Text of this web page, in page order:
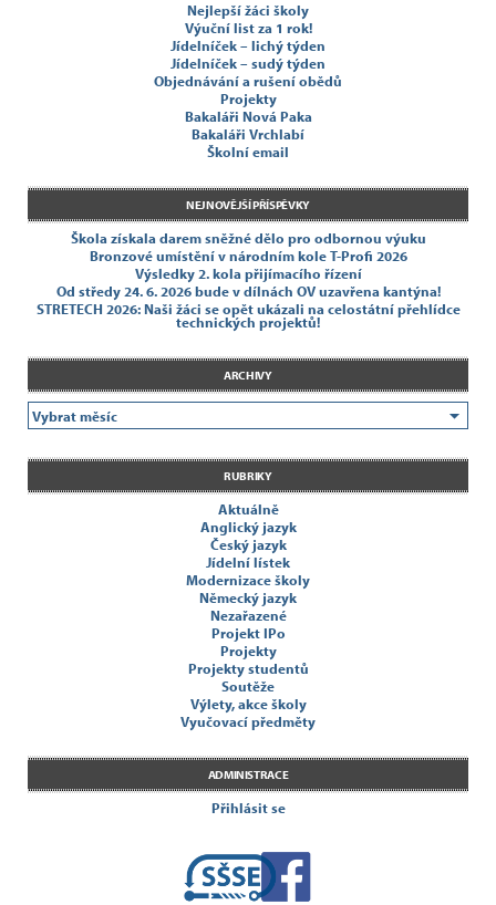
Nejlepší žáci školy
Výuční list za 1 rok!
Jídelníček – lichý týden
Jídelníček – sudý týden
Objednávání a rušení obědů
Projekty
Bakaláři Nová Paka
Bakaláři Vrchlabí
Školní email
NEJNOVĚJŠÍ PŘÍSPĚVKY
Škola získala darem sněžné dělo pro odbornou výuku
Bronzové umístění v národním kole T-Profi 2026
Výsledky 2. kola přijímacího řízení
Od středy 24. 6. 2026 bude v dílnách OV uzavřena kantýna!
STRETECH 2026: Naši žáci se opět ukázali na celostátní přehlídce
technických projektů!
ARCHIVY
RUBRIKY
Aktuálně
Anglický jazyk
Český jazyk
Jídelní lístek
Modernizace školy
Německý jazyk
Nezařazené
Projekt IPo
Projekty
Projekty studentů
Soutěže
Výlety, akce školy
Vyučovací předměty
ADMINISTRACE
Přihlásit se